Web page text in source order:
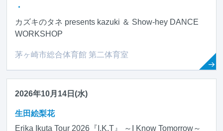
・
カズキのタネ presents kazuki ＆ Show-hey DANCE
WORKSHOP
茅ヶ崎市総合体育館 第二体育室
2026年10月14日(水)
生田絵梨花
Erika Ikuta Tour 2026『I.K.T』 ～I Know Tomorrow～